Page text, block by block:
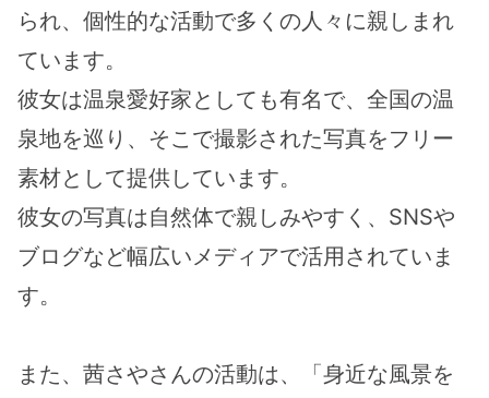
られ、個性的な活動で多くの人々に親しまれ
ています。
彼女は温泉愛好家としても有名で、全国の温
泉地を巡り、そこで撮影された写真をフリー
素材として提供しています。
彼女の写真は自然体で親しみやすく、SNSや
ブログなど幅広いメディアで活用されていま
す。
また、茜さやさんの活動は、「身近な風景を